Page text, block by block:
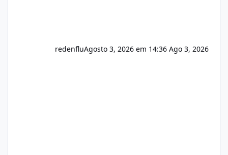
redenfluAgosto 3, 2026 em 14:36 Ago 3, 2026